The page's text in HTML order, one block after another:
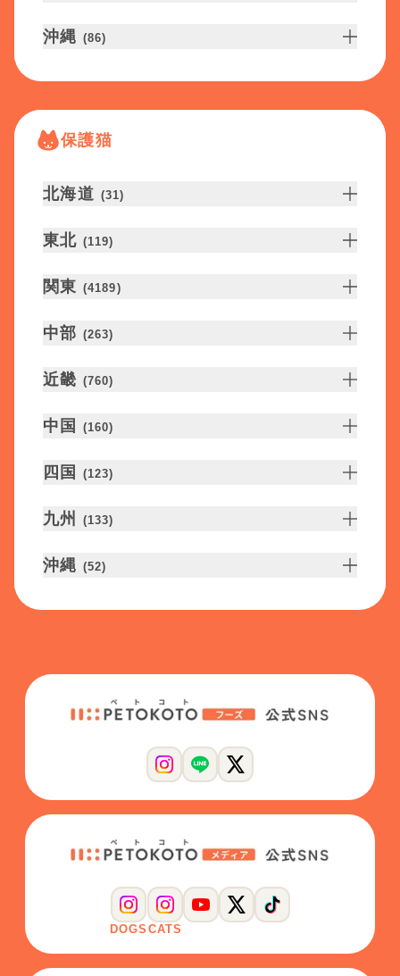
沖縄 (86)
保護猫
北海道 (31)
東北 (119)
関東 (4189)
中部 (263)
近畿 (760)
中国 (160)
四国 (123)
九州 (133)
沖縄 (52)
DOGS CATS